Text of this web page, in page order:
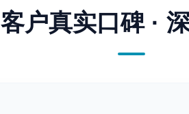
客户真实口碑 ·